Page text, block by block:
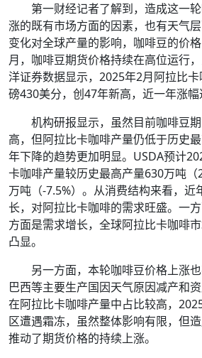
第一财经记者了解到，造成这一
涨的既有市场方面的因素，也有天气
变化对全球产量的影响，咖啡豆的价
月，咖啡豆期货价格持续在高位运行
洋证券数据显示，2025年2月阿拉比
磅430美分，创47年新高，近一年涨幅
机构研报显示，虽然目前咖啡豆
高，但阿拉比卡咖啡产量仍低于历史
年下降的趋势更加明显。USDA预计
卡咖啡产量较历史最高产量630万吨
万吨（-7.5%）。从消费结构来看，近
长，对阿拉比卡咖啡的需求旺盛。一
方面是需求增长，全球阿拉比卡咖啡
凸显。
另一方面，本轮咖啡豆价格上涨
巴西等主要生产国因天气原因减产和
在阿拉比卡咖啡产量中占比较高，
区遭遇霜冻，虽然整体影响有限，但
推动了期货价格的持续上涨。